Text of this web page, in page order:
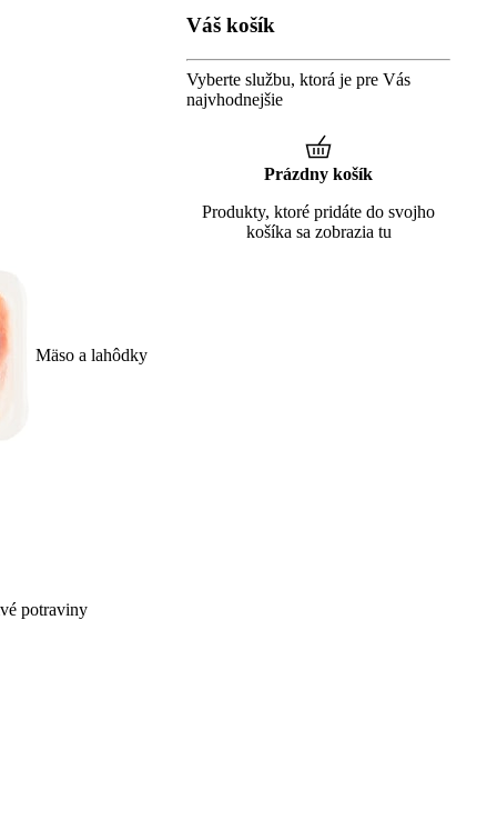
Mäso a lahôdky
potraviny
Váš košík
Vyberte službu, ktorá je pre Vás
najvhodnejšie
Prázdny košík
Produkty, ktoré pridáte do svojho
košíka sa zobrazia tu